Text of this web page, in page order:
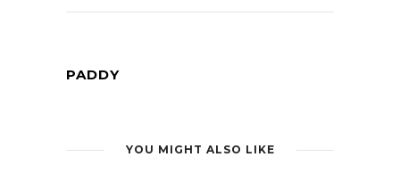
PADDY
YOU MIGHT ALSO LIKE